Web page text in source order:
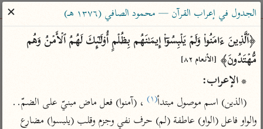
ساهم معنا في نشر القرآن والعلم الشرعي
الباحث القرآني
بحث تفسير
Type 2 or more characters for results.
الجدول في إعراب القرآن — محمود الصافي (١٣٧٦ هـ)
✕
مُّهۡتَدُونَ﴾ [الأنعام ٨٢]
* الإعراب:
(الذين) اسم موصول مبتدأ(١)